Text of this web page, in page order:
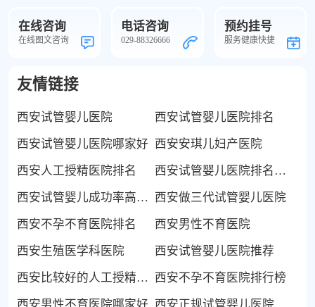
在线咨询
在线图文咨询
电话咨询
029-88326666
预约挂号
服务健康快捷
友情链接
西安试管婴儿医院
西安试管婴儿医院排名
西安试管婴儿医院哪家好 西安安琪儿妇产医院
西安人工授精医院排名
西安试管婴儿医院排名前十名
西安试管婴儿成功率高的医院
西安做三代试管婴儿医院
西安不孕不育医院排名
西安男性不育医院
西安生殖医学科医院
西安试管婴儿医院推荐
西安比较好的人工授精医院
西安不孕不育医院排行榜